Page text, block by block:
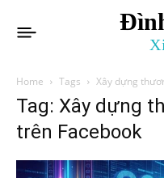
Home Tags Xây dựng
Tag: Xây dựng
trên Facebook